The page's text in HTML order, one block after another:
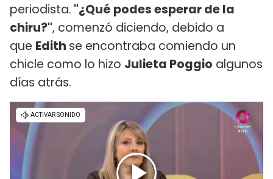
periodista. "¿Qué podes esperar de la
chiru?", comenzó diciendo, debido a
que Edith se encontraba comiendo un
chicle como lo hizo Julieta Poggio algunos
días atrás.